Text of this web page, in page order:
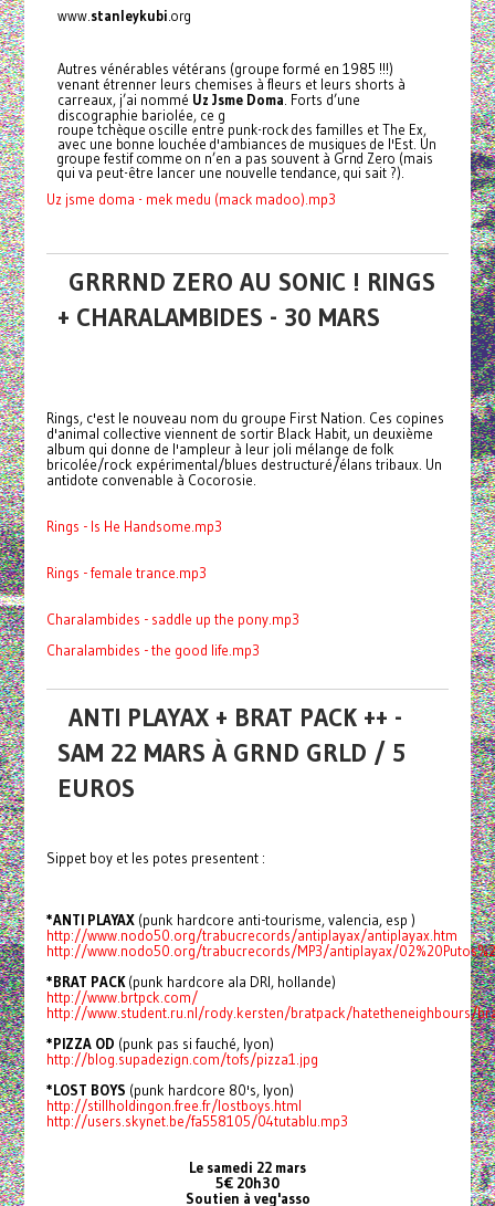
www.stanleykubi.org
Autres vénérables vétérans (groupe formé en 1985 !!!)
venant étrenner leurs chemises à fleurs et leurs shorts à
carreaux, j’ai nommé Uz Jsme Doma . Forts d’une
discographie bariolée, ce g
roupe tchèque oscille entre punk-rock des familles et The Ex,
avec une bonne louchée d'ambiances de musiques de l'Est. Un
groupe festif comme on n’en a pas souvent à Grnd Zero (mais
qui va peut-être lancer une nouvelle tendance, qui sait ?).
Uz jsme doma - mek medu (mack madoo).mp3
GRRRND ZERO AU SONIC ! RINGS
+ CHARALAMBIDES - 30 MARS
Rings, c'est le nouveau nom du groupe First Nation. Ces copines
d'animal collective viennent de sortir Black Habit, un deuxième
album qui donne de l'ampleur à leur joli mélange de folk
bricolée/rock expérimental/blues destructuré/élans tribaux. Un
antidote convenable à Cocorosie.
Rings - Is He Handsome.mp3
Rings - female trance.mp3
Charalambides - saddle up the pony.mp3
Charalambides - the good life.mp3
ANTI PLAYAX + BRAT PACK ++ -
SAM 22 MARS À GRND GRLD / 5
EUROS
Sippet boy et les potes presentent :
*ANTI PLAYAX (punk hardcore anti-tourisme, valencia, esp )
http://www.nodo50.org/trabucrecords/antiplayax/antiplayax.htm
http://www.nodo50.org/trabucrecords/MP3/antiplayax/
*BRAT PACK(punk hardcore ala DRI, hollande)
http://www.brtpck.com/
http://www.student.ru.nl/rody.kersten/bratpack/hatetheneighbours/
*PIZZA OD (punk pas si fauché, lyon)
http://blog.supadezign.com/tofs/pizza1.jpg
*LOST BOYS (punk hardcore 80's, lyon)
http://stillholdingon.free.fr/lostboys.html
http://users.skynet.be/fa558105/04tutablu.mp3
Le samedi 22 mars
5€ 20h30
Soutien à veg'asso